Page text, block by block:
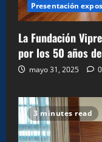
Presentación
La Fundación
por los 50 años
mayo 31, 2025 0
3 minutes read